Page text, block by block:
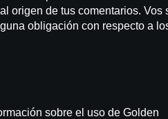
origen de tus comentarios. Vos
obligación con respecto a
sobre el uso de Golden